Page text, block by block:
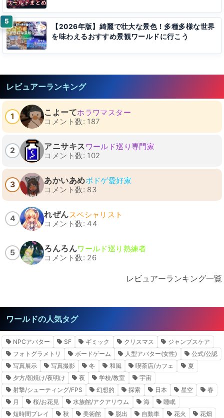
【2026年版】綺麗で壮大な景色！多種多様な世界
を味わえるおすすめ景観ワールドに行こう
レビュアーランキング
1 こよーてホラワマスター
コメント数: 187
2 アニサキス ワールド巡り専門家
コメント数: 102
3 あかいあめボドゲ愛好家
コメント数: 83
4 れぜんスペシャリスト
コメント数: 44
5 ろんろんワールド巡り熟練者
コメント数: 26
レビュアーランキング一覧
ワールドの人気タグ
NPCアバター SF ギミック クリスマス
ジャンプスケア
フォトグラメトリ
ボードゲーム 人型アバター(女性)
公式/公認
写真展示
写真撮影 冬 和風 喫茶店/カフェ
夏
夕方/朝焼け/夜明け
夜 学校/教室
宇宙
射撃/シューティング/FPS
幻想的 探索 日本 星空
春
月
桜/お花見 水族館/アクアリウム 海
睡眠
短時間プレイ
秋 美術館 脱出 自動車 花火
花畑